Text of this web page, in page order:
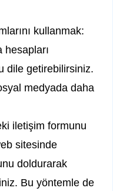
kullanmak:
hesapları
dile getirebilirsiniz.
medyada daha
iletişim formunu
sitesinde
doldurarak
Bu yöntemle de